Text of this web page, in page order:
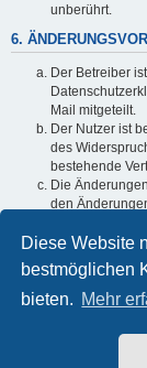
Diese Website
bestmöglichen
bieten. Mehr
unberührt.
6.
Der Betreiber
Mail mitgeteilt.
Der Nutzer ist
des
bestehende
Die
den
Informationen
in der